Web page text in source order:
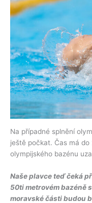
Na případné splnění
ještě počkat. Čas má
olympijského bazénu
Naše plavce teď čeká
50ti metrovém bazéně
moravské části budou